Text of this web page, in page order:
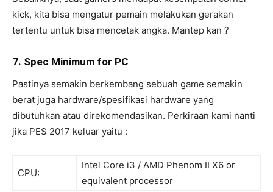
kick, kita bisa mengatur pemain melakukan gerakan
tertentu untuk bisa mencetak angka. Mantep kan ?
7. Spec Minimum for PC
Pastinya semakin berkembang sebuah game semakin
berat juga hardware/spesifikasi hardware yang
dibutuhkan atau direkomendasikan. Perkiraan kami nanti
jika PES 2017 keluar yaitu :
CPU:
Intel Core i3 / AMD Phenom II X6 or
equivalent processor